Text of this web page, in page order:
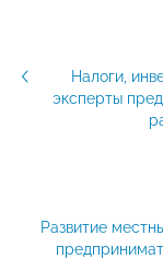
Налоги,
эксперты
Развитие